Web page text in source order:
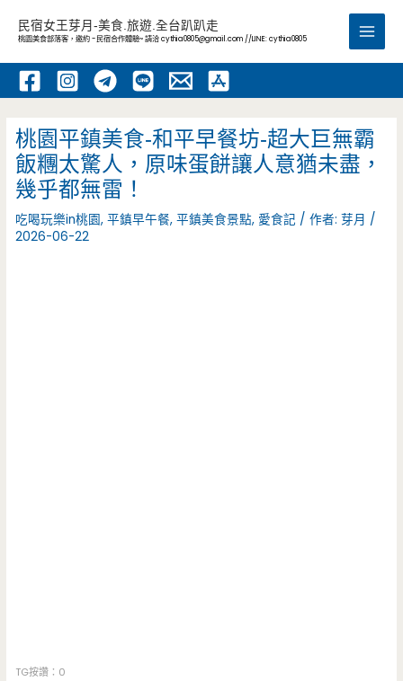
內
民宿女王芽月-美食.旅遊.全台趴趴走
桃園美食部落客，邀約 -民宿合作體驗~ 請洽cythia0805@gmail.com //LINE: cythia0805
Main
桃園平鎮美食-和平早餐坊-超大巨無霸
飯糰太驚人，原味蛋餅讓人意猶未盡，
幾乎都無雷！
吃喝玩樂in桃園,平鎮早午餐,平鎮美食景點, 愛食記 / 作者:芽月 /
2026-06-22
TG按讚：0